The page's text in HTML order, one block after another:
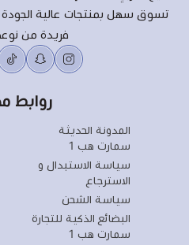
تسوق سهل بمنتجات عالية الجودة
فريدة من
روابط
المدونة الحديثة
سمارت هب 1
سياسة الاستبدال و
الاسترجاع
سياسة الشحن
البضائع الذكية للتجارة
سمارت هب 1